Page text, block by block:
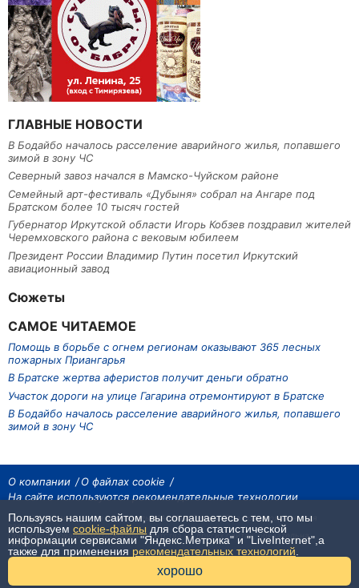
ГЛАВНЫЕ НОВОСТИ
В Бодайбо началось расселение аварийного жилья, попавшего
зимой в зону ЧС
Северный завоз начался в Мамско-Чуйском районе
Семейный арт-фестиваль «Дубыня» собрал на Ангаре под
Братском более 10 тысяч гостей
Губернатор Иркутской области Игорь Кобзев поздравил жителей
Черемховского района с вековым юбилеем
Президент России Владимир Путин посетил Иркутский
авиационный завод
Сюжеты
САМОЕ ЧИТАЕМОЕ
Помощь в борьбе с огнем регионам оказывают 365 лесных
пожарных Приангарья
В Братске жертва аферистов получит деньги обратно
Участок дороги на улице Гагарина отремонтируют в Братске
В Бодайбо началось расселение аварийного жилья, попавшего
зимой в зону ЧС
О компании
О файлах cookie
На сайте используются рекомендательные технологии
На сайте размещаются материалы ИА «Наш Север». Все права охраняются
законом.
При использовании материалов агентства на других сайтах, обязательна
гиперссылка.
Пользуясь нашим сайтом, вы соглашаетесь с тем, что мы
используем cookie-файлы для сбора статистической
информации сервисами "Яндекс.Метрика" и "LiveInternet",а
также для применения рекомендательных технологий
хорошо